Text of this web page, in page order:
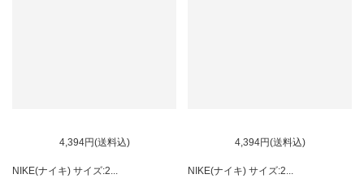
4,394円(送料込)
NIKE(ナイキ) サイズ:2...
4,394円(送料込)
NIKE(ナイキ) サイズ:2...